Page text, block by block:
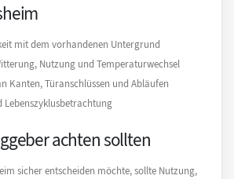
mit dem vorhandenen Untergrund
Nutzung und Temperaturwechsel
Kanten, Türanschlüssen und Abläufen
Lebenszyklusbetrachtung
achten sollten
sicher entscheiden möchte, sollte Nutzung,